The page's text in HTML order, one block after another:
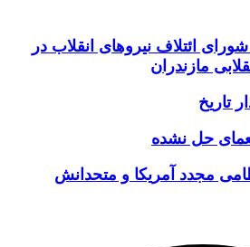
ائتلاف نیروهای انقلاب در
مازندران
تاریخ
حل نشده
مجدد آمریکا و متحدانش